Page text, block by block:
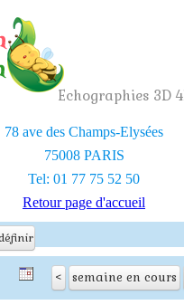
Echographies 3D
78 ave des Champs-Elysées
75008 PARIS
Tel: 01 77 75 52 50
Retour page d'accueil